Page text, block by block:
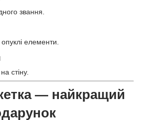
звання.
елементи.
стіну.
— найкращий